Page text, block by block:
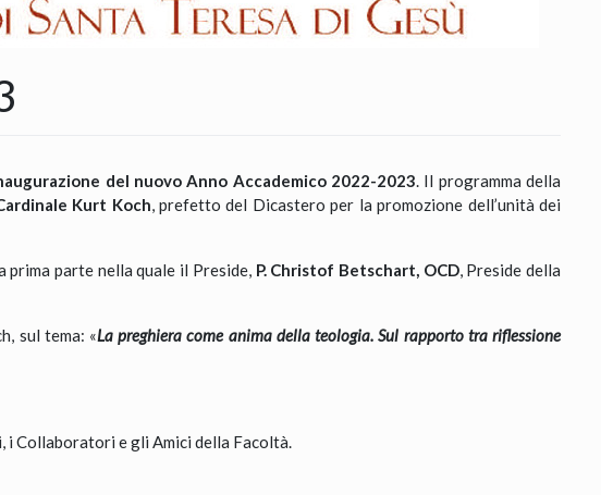
del nuovo Anno Accademico 2022-2023 . Il programma della
Kurt Koch , prefetto del Dicastero per la promozione dell’unità dei
parte nella quale il Preside, P. Christof Betschart, OCD, Preside della
sul tema: «La preghiera come anima della teologia. Sul rapporto tra riflessione
Collaboratori e gli Amici della Facoltà.